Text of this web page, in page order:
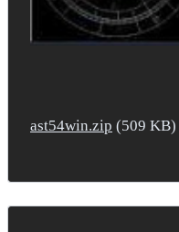
ast54win.zip (509 KB)